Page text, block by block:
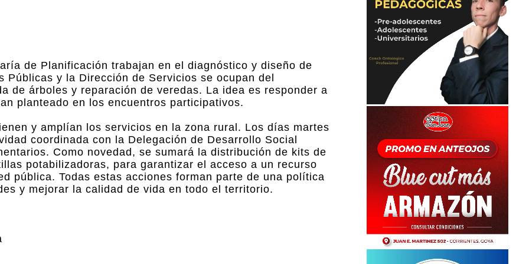
de Planificación trabajan en el diagnóstico y diseño de
y la Dirección de Servicios se ocupan del
de árboles y reparación de veredas. La idea es responder a
planteado en los encuentros participativos.
y amplían los servicios en la zona rural. Los días martes
coordinada con la Delegación de Desarrollo Social
Como novedad, se sumará la distribución de kits de
potabilizadoras, para garantizar el acceso a un recurso
pública. Todas estas acciones forman parte de una política
y mejorar la calidad de vida en todo el territorio.